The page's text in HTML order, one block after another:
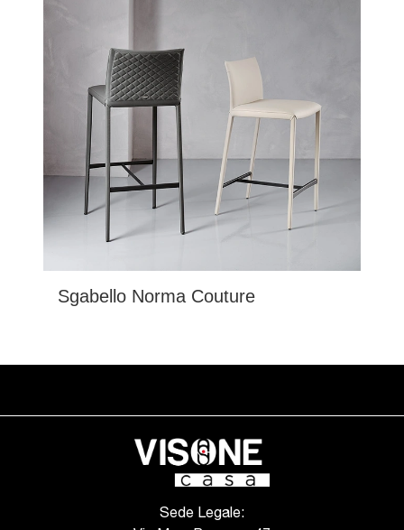
Sgabello Norma Couture
Sede Legale: